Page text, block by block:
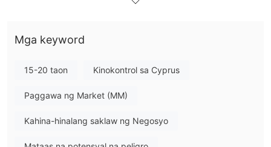
cuba, sudan, syria at north korea.
FXliftnagpapatakbo sa ilalim ng regulatory authority ng cyprus
ng isang market making (mm) na lisensya (license no. 125/10)
na inisyu sa notesco financial services ltd., ang kanyang parent
Mga keyword
15-20 taon Kinokontrol sa Cyprus
Paggawa ng Market (MM)
Kahina-hinalang saklaw ng Negosyo